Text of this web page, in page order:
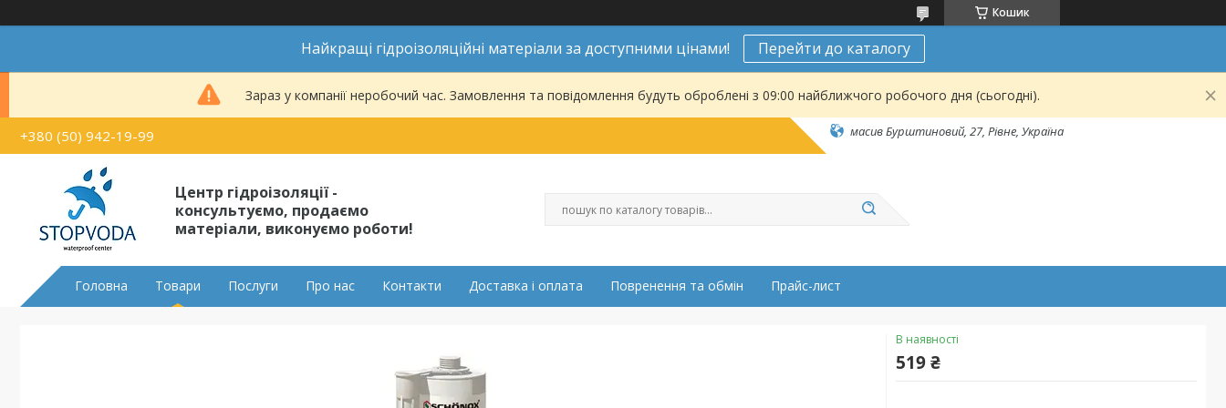
Кошик
Найкращі гідроізоляційні матеріали за доступними цінами! Перейти до каталогу
Зараз у компанії неробочий час. Замовлення та повідомлення будуть оброблені з 09:00 найближчого робочого дня (сьогодні).
+380 (50) 942-19-99 масив Бурштиновий, 27, Рівне, Україна
Центр гідроізоляції -
консультуємо, продаємо
матеріали, виконуємо роботи!
Головна Товари Послуги Про нас Контакти Доставка і оплата Повренення та обмін Прайс-лист
В наявності
519 ₴